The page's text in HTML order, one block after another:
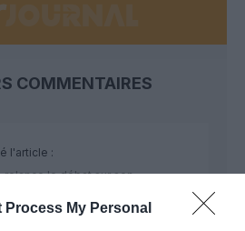
Process My Personal
COMMENTAIRES
l'article :
relance le débat sur son